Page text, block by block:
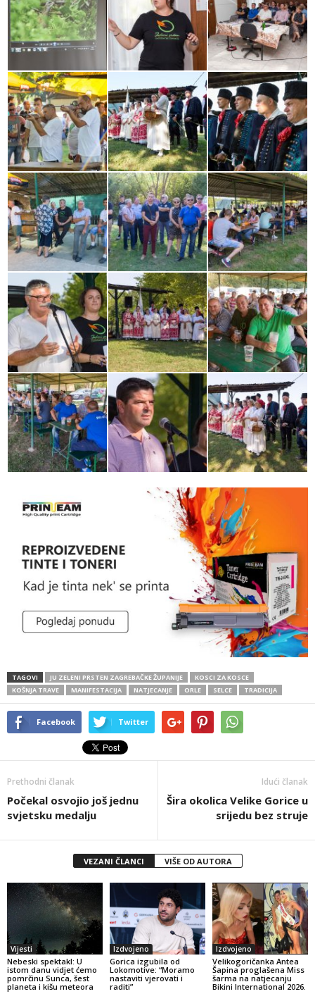
TAGOVI JU ZELENI PRSTEN ZAGREBAČKE ŽUPANIJE
KOSCI ZA KOSCE
KOŠNJA TRAVE
MANIFESTACIJA NATJECANJE ORLE SELCE TRADICIJA
Facebook Twitter
Prethodni članak
Počekal osvojio još jednu
svjetsku medalju
Idući članak
Šira okolica Velike Gorice u
srijedu bez struje
VEZANI ČLANCI VIŠE OD AUTORA
Vijesti
Nebeski spektakl: U
istom danu vidjet ćemo
pomrčinu Sunca, šest
planeta i kišu meteora
Izdvojeno
Gorica izgubila od
Lokomotive: “Moramo
nastaviti vjerovati i
raditi”
Izdvojeno
Velikogoričanka Antea
Šapina proglašena Miss
šarma na natjecanju
Bikini International 2026.